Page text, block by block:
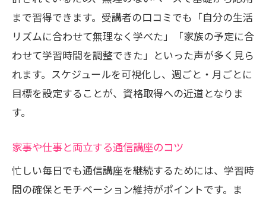
まで習得できます。受講者の口コミでも「自分の生活
リズムに合わせて無理なく学べた」「家族の予定に合
わせて学習時間を調整できた」といった声が多く見ら
れます。スケジュールを可視化し、週ごと・月ごとに
目標を設定することが、資格取得への近道となりま
す。
家事や仕事と両立する通信講座のコツ
忙しい毎日でも通信講座を継続するためには、学習時
間の確保とモチベーション維持がポイントです。ま